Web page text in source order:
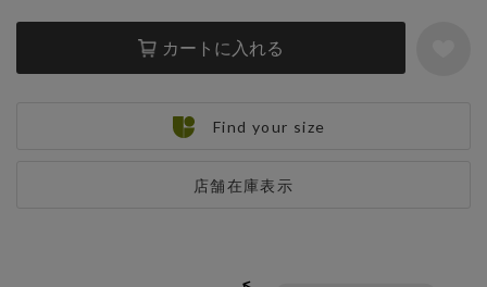
カートに入れる
店舗在庫表示
Find your size